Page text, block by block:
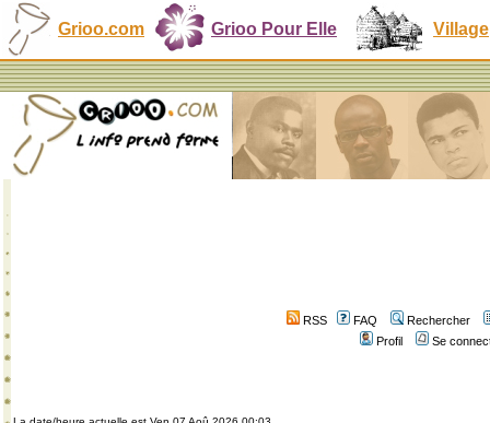
Grioo.com Grioo Pour Elle Village
RSS FAQ
Rechercher
Profil
Se